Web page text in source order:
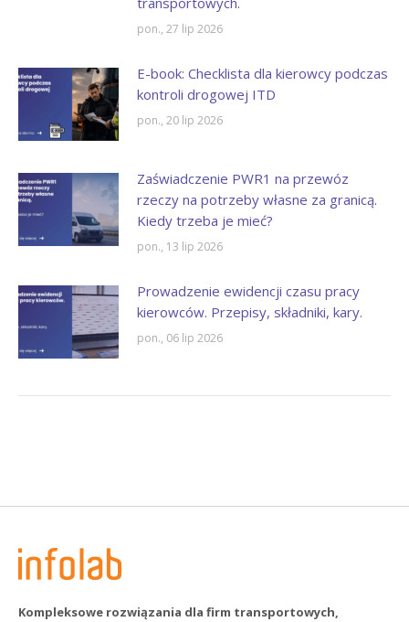
pon., 27 lip 2026
E-book: Checklista dla kierowcy podczas
kontroli drogowej ITD
pon., 20 lip 2026
Zaświadczenie PWR1 na przewóz
rzeczy na potrzeby własne za granicą.
Kiedy trzeba je mieć?
pon., 13 lip 2026
Prowadzenie ewidencji czasu pracy
kierowców. Przepisy, składniki, kary.
pon., 06 lip 2026
Kompleksowe rozwiązania dla firm transportowych,